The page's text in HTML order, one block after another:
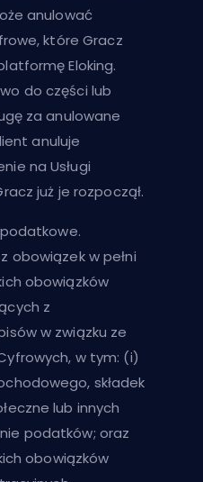
anulować
które Gracz
Eloking.
do części lub
za anulowane
anuluje
na Usługi
już je rozpoczął.
obowiązek w pełni
obowiązków
z
w związku ze
w tym: (i)
składek
lub innych
podatków; oraz
obowiązków